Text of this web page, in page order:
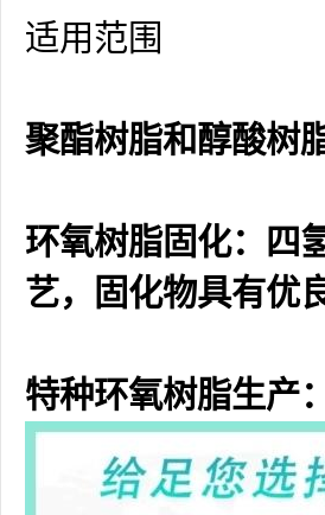
适用范围
聚酯树脂和醇酸树
环氧树脂固化：四
艺，固化物具有优
特种环氧树脂生产